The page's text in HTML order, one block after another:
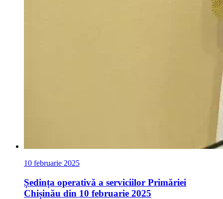
10 februarie 2025
Ședința operativă a serviciilor Primăriei
Chișinău din 10 februarie 2025